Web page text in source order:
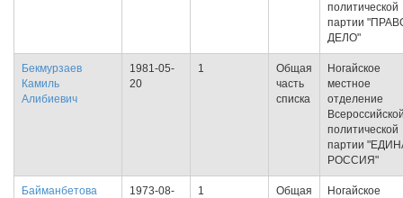
политической
партии
ДЕЛО"
Бекмурзаев
Камиль
Алибиевич
1981-05-
20
1
Общая
часть
списка
Ногайское
местное
отделение
политической
партии
РОССИЯ"
Байманбетова
1973-08-
1
Общая
Ногайское